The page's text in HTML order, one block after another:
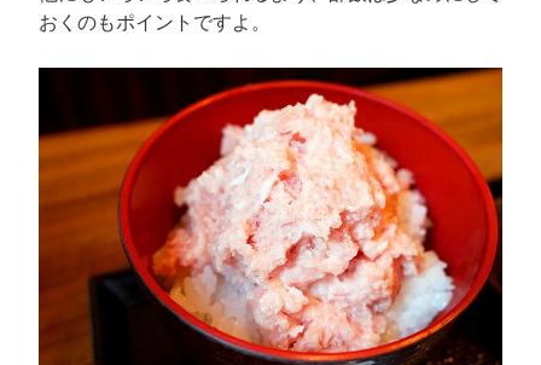
おくのもポイントですよ。